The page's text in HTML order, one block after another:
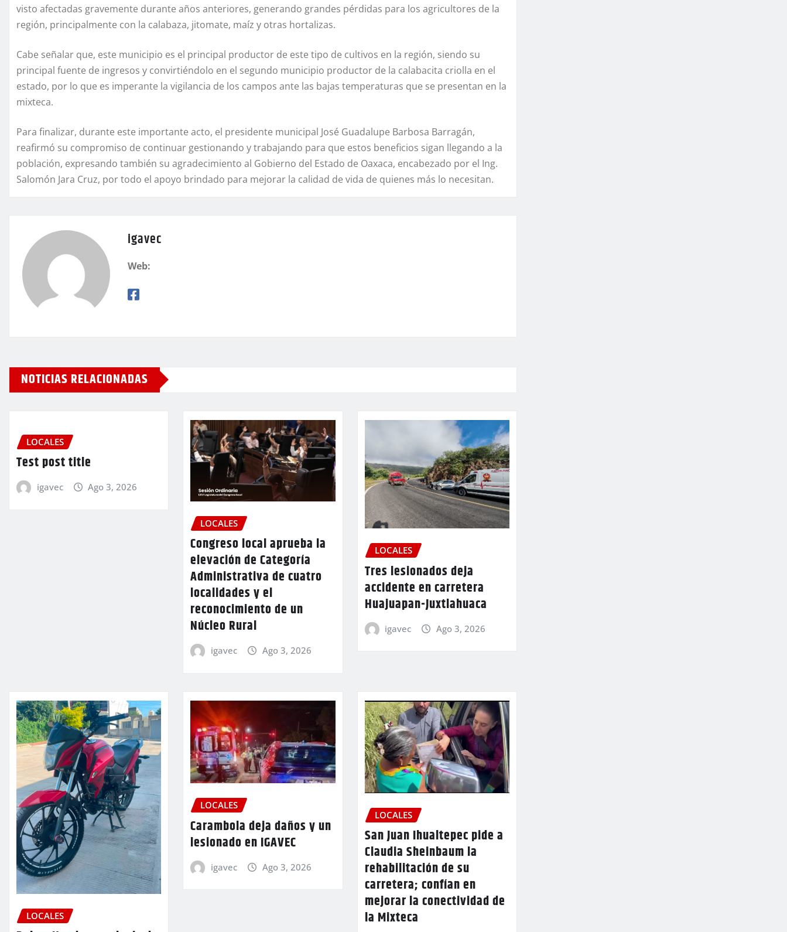
visto afectadas gravemente durante años anteriores, generando grandes pérdidas para los agricultores de la
región, principalmente con la calabaza, jitomate, maíz y otras hortalizas.
Cabe señalar que, este municipio es el principal productor de este tipo de cultivos en la región, siendo su
principal fuente de ingresos y convirtiéndolo en el segundo municipio productor de la calabacita criolla en el
estado, por lo que es imperante la vigilancia de los campos ante las bajas temperaturas que se presentan en la
mixteca.
Para finalizar, durante este importante acto, el presidente municipal José Guadalupe Barbosa Barragán,
reafirmó su compromiso de continuar gestionando y trabajando para que estos beneficios sigan llegando a la
población, expresando también su agradecimiento al Gobierno del Estado de Oaxaca, encabezado por el Ing.
Salomón Jara Cruz, por todo el apoyo brindado para mejorar la calidad de vida de quienes más lo necesitan.
igavec
Web:
NOTICIAS RELACIONADAS
LOCALES
Test post title
igavec Ago 3, 2026
LOCALES
Congreso local aprueba la
elevación de Categoría
Administrativa de cuatro
localidades y el
reconocimiento de un
Núcleo Rural
igavec Ago 3, 2026
LOCALES
Tres lesionados deja
accidente en carretera
Huajuapan-Juxtlahuaca
igavec Ago 3, 2026
LOCALES
LOCALES
Carambola deja daños y un
lesionado en IGAVEC
igavec Ago 3, 2026
LOCALES
San Juan Ihualtepec pide a
Claudia Sheinbaum la
rehabilitación de su
carretera; confían en
mejorar la conectividad de
la Mixteca